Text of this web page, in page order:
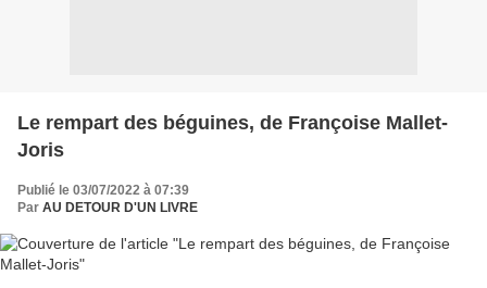
Le rempart des béguines, de Françoise Mallet-
Joris
Publié le 03/07/2022 à 07:39
Par AU DETOUR D'UN LIVRE